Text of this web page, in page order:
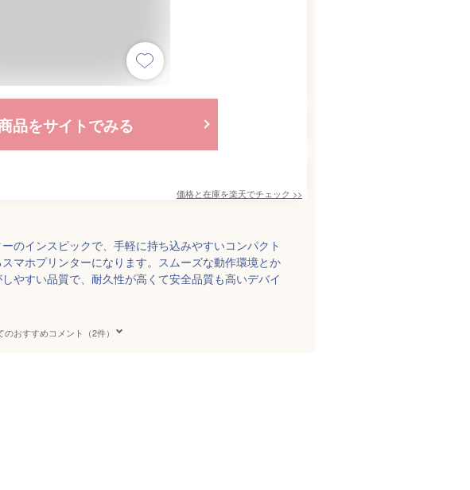
品をサイトでみる
価格と在庫を楽天でチェック >>
のインスピックで、手軽に持ち込みやすいコンパクト
マホプリンターになります。スムーズな動作環境とか
やすい品質で、耐久性が高くて安全品質も高いデバイ
のおすすめコメント（2件）